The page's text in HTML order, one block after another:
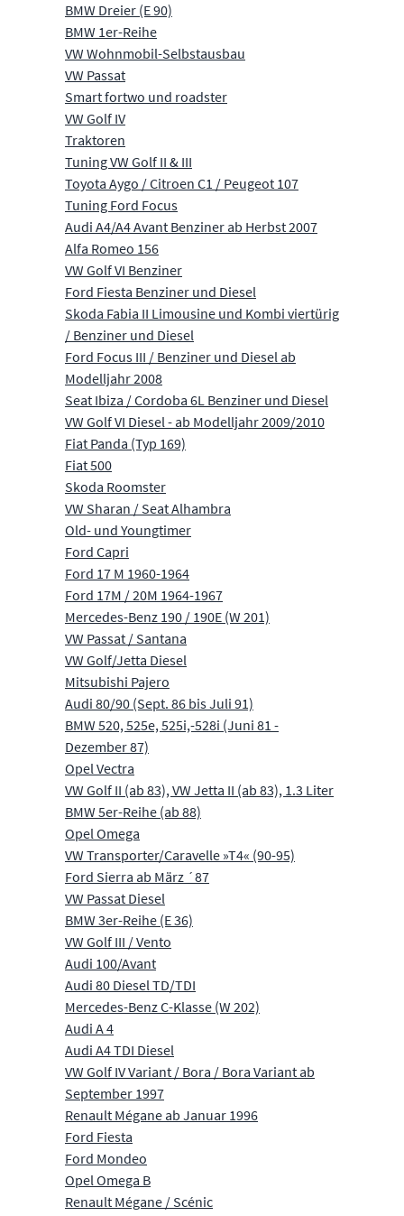
BMW Dreier (E 90)
BMW 1er-Reihe
VW Wohnmobil-Selbstausbau
VW Passat
Smart fortwo und roadster
VW Golf IV
Traktoren
Tuning VW Golf II & III
Toyota Aygo / Citroen C1 / Peugeot 107
Tuning Ford Focus
Audi A4/A4 Avant Benziner ab Herbst 2007
Alfa Romeo 156
VW Golf VI Benziner
Ford Fiesta Benziner und Diesel
Skoda Fabia II Limousine und Kombi viertürig
/ Benziner und Diesel
Ford Focus III / Benziner und Diesel ab
Modelljahr 2008
Seat Ibiza / Cordoba 6L Benziner und Diesel
VW Golf VI Diesel - ab Modelljahr 2009/2010
Fiat Panda (Typ 169)
Fiat 500
Skoda Roomster
VW Sharan / Seat Alhambra
Old- und Youngtimer
Ford Capri
Ford 17 M 1960-1964
Ford 17M / 20M 1964-1967
Mercedes-Benz 190 / 190E (W 201)
VW Passat / Santana
VW Golf/Jetta Diesel
Mitsubishi Pajero
Audi 80/90 (Sept. 86 bis Juli 91)
BMW 520, 525e, 525i,-528i (Juni 81 -
Dezember 87)
Opel Vectra
VW Golf II (ab 83), VW Jetta II (ab 83), 1.3 Liter
BMW 5er-Reihe (ab 88)
Opel Omega
VW Transporter/Caravelle »T4« (90-95)
Ford Sierra ab März ´87
VW Passat Diesel
BMW 3er-Reihe (E 36)
VW Golf III / Vento
Audi 100/Avant
Audi 80 Diesel TD/TDI
Mercedes-Benz C-Klasse (W 202)
Audi A 4
Audi A4 TDI Diesel
VW Golf IV Variant / Bora / Bora Variant ab
September 1997
Renault Mégane ab Januar 1996
Ford Fiesta
Ford Mondeo
Opel Omega B
Renault Mégane / Scénic